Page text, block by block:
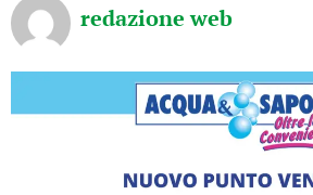
redazione web